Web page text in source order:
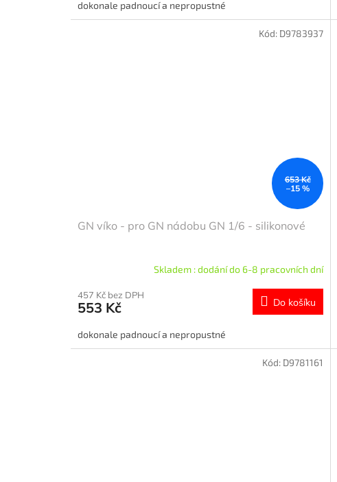
dokonale padnoucí a nepropustné
653 Kč
–15 %
GN víko - pro GN nádobu GN 1/6 - silikonové
Skladem : dodání do 6-8 pracovních dní
457 Kč bez DPH
553 Kč Do košíku
dokonale padnoucí a nepropustné
Kód: D9783937
Kód: D9781161